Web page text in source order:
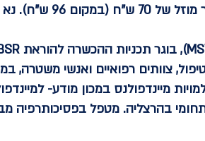
מדוייק או המחאה.
צוותים רפואיים ואנשי משטרה,
מיינדפולנס במכון מודע-
בהרצליה. מטפל בפסיכותרפיה